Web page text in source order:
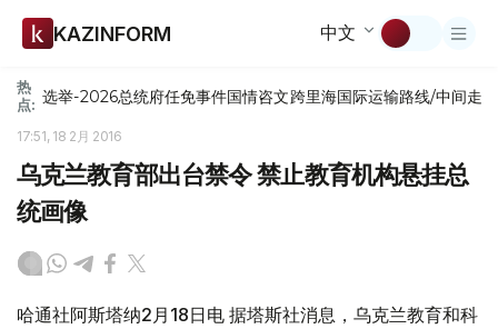
KAZINFORM 中文
热
点: 选举-2026总统府任免事件国情咨文跨里海国际运输路线/中间走廊
17:51, 18 2月 2016
乌克兰教育部出台禁令 禁止教育机构悬挂总
统画像
哈通社阿斯塔纳2月18日电 据塔斯社消息，乌克兰教育和科